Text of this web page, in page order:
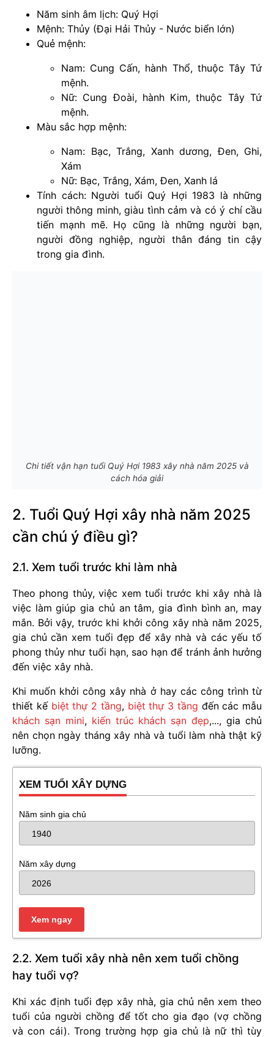
Năm sinh âm lịch: Quý Hợi
Mệnh: Thủy (Đại Hải Thủy - Nước biển lớn)
Quẻ mệnh:
Nam: Cung Cấn, hành Thổ, thuộc Tây Tứ
mệnh.
Nữ: Cung Đoài, hành Kim, thuộc Tây Tứ
mệnh.
Màu sắc hợp mệnh:
Nam: Bạc, Trắng, Xanh dương, Đen, Ghi,
Xám
Nữ: Bạc, Trắng, Xám, Đen, Xanh lá
Tính cách: Người tuổi Quý Hợi 1983 là những
người thông minh, giàu tình cảm và có ý chí cầu
tiến mạnh mẽ. Họ cũng là những người bạn,
người đồng nghiệp, người thân đáng tin cậy
trong gia đình.
Chi tiết vận hạn tuổi Quý Hợi 1983 xây nhà năm 2025 và
cách hóa giải
2. Tuổi Quý Hợi xây nhà năm 2025
cần chú ý điều gì?
2.1. Xem tuổi trước khi làm nhà
Theo phong thủy, việc xem tuổi trước khi xây nhà là
việc làm giúp gia chủ an tâm, gia đình bình an, may
mắn. Bởi vậy, trước khi khởi công xây nhà năm 2025,
gia chủ cần xem tuổi đẹp để xây nhà và các yếu tố
phong thủy như tuổi hạn, sao hạn để tránh ảnh hưởng
đến việc xây nhà.
Khi muốn khởi công xây nhà ở hay các công trình từ
thiết kế biệt thự 2 tầng, biệt thự 3 tầng đến các mẫu
khách sạn mini, kiến trúc khách sạn đẹp,..., gia chủ
nên chọn ngày tháng xây nhà và tuổi làm nhà thật kỹ
lưỡng.
XEM TUỔI XÂY DỰNG
Năm sinh gia chủ
Năm xây dựng
2.2. Xem tuổi xây nhà nên xem tuổi chồng
hay tuổi vợ?
Khi xác định tuổi đẹp xây nhà, gia chủ nên xem theo
tuổi của người chồng để tốt cho gia đạo (vợ chồng
và con cái). Trong trường hợp gia chủ là nữ thì tùy